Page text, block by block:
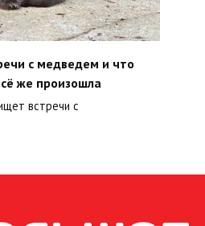
с медведем и что
же произошла
встречи с